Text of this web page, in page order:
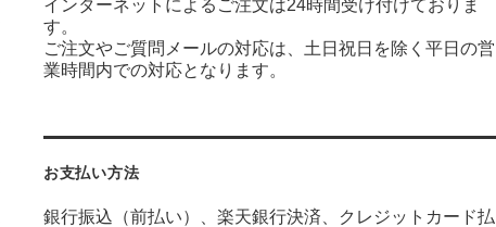
インターネットによるご注文は24時間受け付けておりま
す。
ご注文やご質問メールの対応は、土日祝日を除く平日の営
業時間内での対応となります。
お支払い方法
銀行振込（前払い）、楽天銀行決済、クレジットカード払